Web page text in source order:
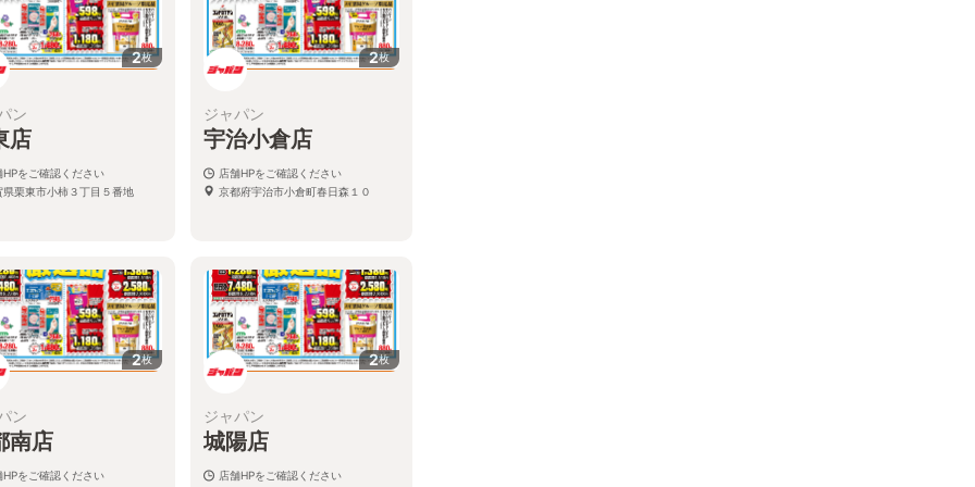
2枚
ン
店
HPをご確認ください
県栗東市小柿３丁目５番地
2枚
ジャパン
宇治小倉店
店舗HPをご確認ください
京都府宇治市小倉町春日森１０
2枚
ン
南店
HPをご確認ください
2枚
ジャパン
城陽店
店舗HPをご確認ください